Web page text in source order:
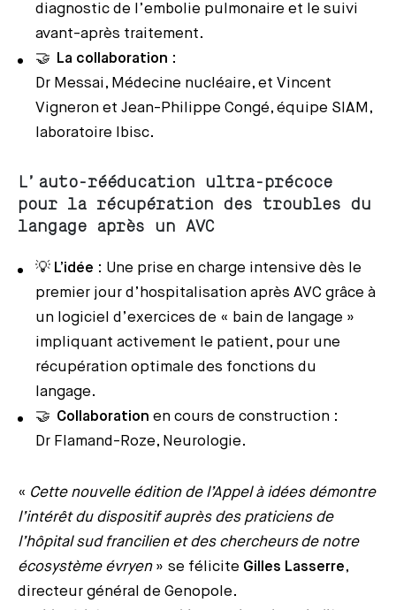
diagnostic de l’embolie pulmonaire et le suivi
avant-après traitement.
🤝
La collaboration :
Dr Messai, Médecine nucléaire, et Vincent
Vigneron et Jean-Philippe Congé, équipe SIAM,
laboratoire Ibisc.
L’auto-rééducation ultra-précoce
pour la récupération des troubles du
langage après un AVC
💡 L’idée : Une prise en charge intensive dès le
premier jour d’hospitalisation après AVC grâce à
un logiciel d’exercices de « bain de langage »
impliquant activement le patient, pour une
récupération optimale des fonctions du
langage.
🤝 Collaboration en cours de construction :
Dr Flamand-Roze, Neurologie.
« Cette nouvelle édition de l’Appel à idées démontre
l’intérêt du dispositif auprès des praticiens de
l’hôpital sud francilien et des chercheurs de notre
écosystème évryen» se félicite Gilles Lasserre,
directeur général de Genopole.